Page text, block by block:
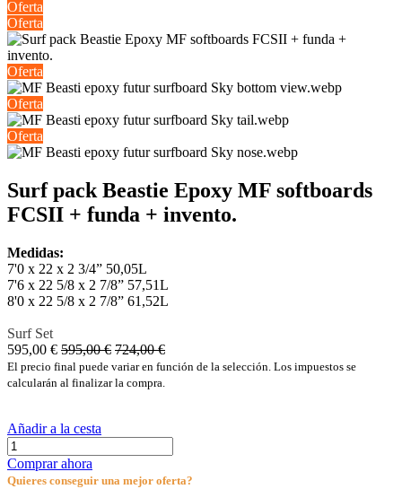
Oferta
Oferta
Oferta
Oferta
Oferta
Surf pack Beastie Epoxy MF softboards
FCSII + funda + invento.
Medidas:
7'0 x 22 x 2 3/4” 50,05L
7'6 x 22 5/8 x 2 7/8” 57,51L
8'0 x 22 5/8 x 2 7/8” 61,52L
Surf Set
595,00 € 595,00€ 724,00€
El precio final puede variar en función de la selección. Los impuestos se
calcularán al finalizar la compra.
Añadir a la cesta
Comprar ahora
Quieres conseguir una mejor oferta?